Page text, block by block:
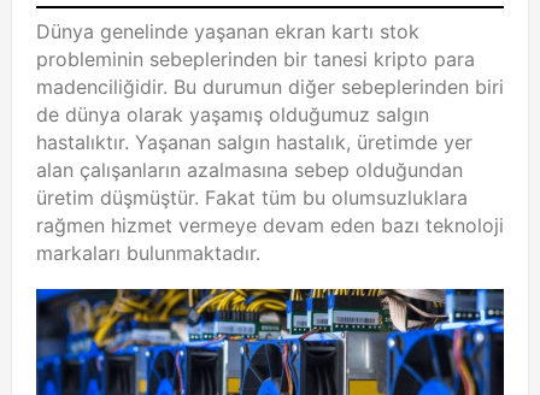
Dünya genelinde yaşanan ekran kartı stok
probleminin sebeplerinden bir tanesi kripto para
madenciliğidir. Bu durumun diğer sebeplerinden biri
de dünya olarak yaşamış olduğumuz salgın
hastalıktır. Yaşanan salgın hastalık, üretimde yer
alan çalışanların azalmasına sebep olduğundan
üretim düşmüştür. Fakat tüm bu olumsuzluklara
rağmen hizmet vermeye devam eden bazı teknoloji
markaları bulunmaktadır.